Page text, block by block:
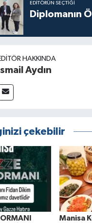
EDITÖRÜN SEÇTIĞI
Diplomanın
HAKKINDA
İsmail Aydın
çekebilir
Manisa